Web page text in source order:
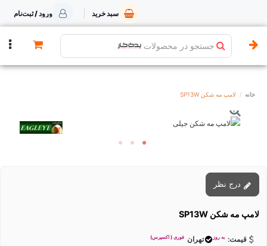
سبد خرید ورود / ثبت‌نام
جستجو در محصولات
خانه لامپ مه شکن SP13W
لامپ مه شکن SP13W
قیمت: به روز تهران فوری ( اکسپرس)